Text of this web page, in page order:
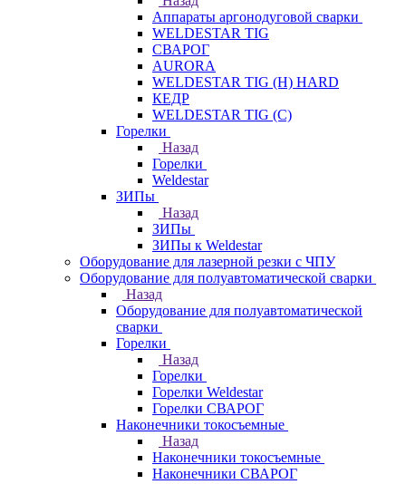
Аппараты аргонодуговой сварки
WELDESTAR TIG
СВАРОГ
AURORA
WELDESTAR TIG (H) HARD
КЕДР
WELDESTAR TIG (С)
Горелки
Назад
Горелки
Weldestar
ЗИПы
Назад
ЗИПы
ЗИПы к Weldestar
Оборудование для лазерной резки с ЧПУ
Оборудование для полуавтоматической сварки
Назад
Оборудование для полуавтоматической
сварки
Горелки
Назад
Горелки
Горелки Weldestar
Горелки СВАРОГ
Наконечники токосъемные
Назад
Наконечники токосъемные
Наконечники СВАРОГ